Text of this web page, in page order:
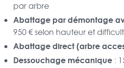
par arbre
Abattage par démontage
950 € selon hauteur et
Abattage direct (arbre
Dessouchage mécanique :